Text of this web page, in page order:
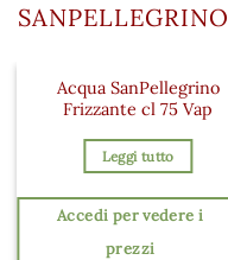
SANPELLEGRINO
Acqua SanPellegrino
Frizzante cl 75 Vap
Leggi tutto
Accedi per vedere i
prezzi